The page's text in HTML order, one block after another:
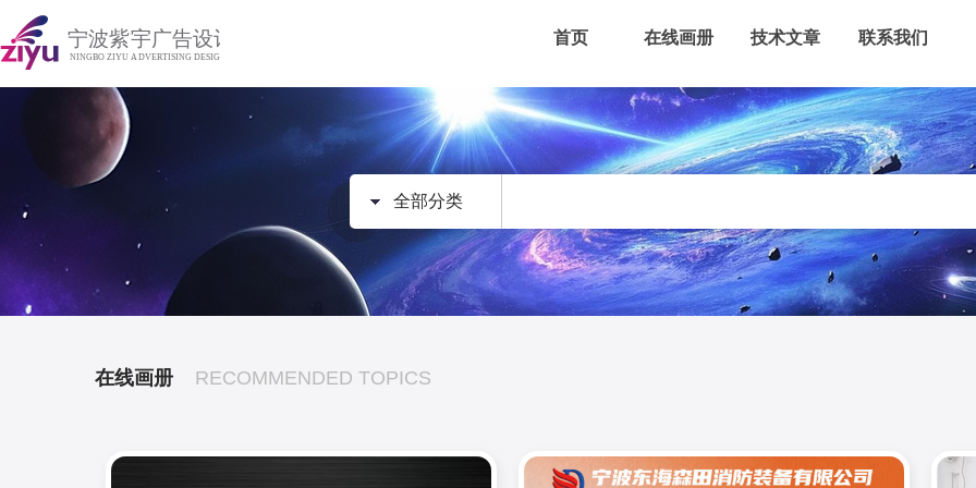
首页 在线画册 技术文章 联系我们
全部分类
在线画册 RECOMMENDED TOPICS